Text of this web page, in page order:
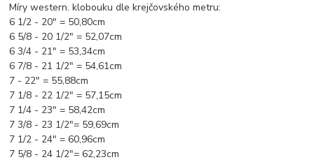
Míry western. klobouku dle krejčovského metru:
6 1/2 - 20"= 50,80cm
6 5/8 - 20 1/2"= 52,07cm
6 3/4 - 21"= 53,34cm
6 7/8 - 21 1/2"= 54,61cm
7 - 22"= 55,88cm
7 1/8 - 22 1/2"= 57,15cm
7 1/4 - 23"= 58,42cm
7 3/8 - 23 1/2"= 59,69cm
7 1/2 - 24"= 60,96cm
7 5/8 - 24 1/2"= 62,23cm